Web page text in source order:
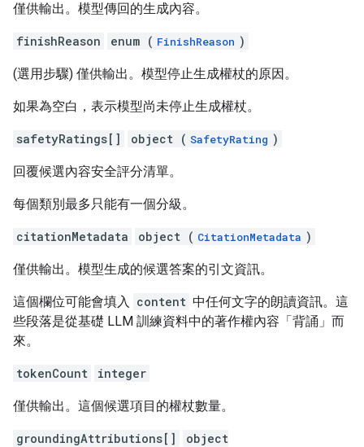
僅供輸出。模型傳回的生成內容。
finishReason enum ( FinishReason )
(選用步驟) 僅供輸出。模型停止生成權杖的原因。
如果為空白，表示模型尚未停止生成權杖。
safetyRatings[] object ( SafetyRating )
回覆候選內容安全評分清單。
每個類別最多只能有一個分級。
citationMetadata object ( CitationMetadata )
僅供輸出。模型生成的候選答案的引文資訊。
這個欄位可能會填入 content 中任何文字的朗讀資訊。這
些段落是從基礎 LLM 訓練資料中的著作權內容「背誦」而
來。
tokenCount integer
僅供輸出。這個候選項目的權杖數量。
groundingAttributions[]
object